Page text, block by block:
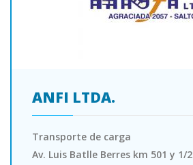
ANFI LTDA.
Transporte de carga
Av. Luis Batlle Berres km 501 y 1/2